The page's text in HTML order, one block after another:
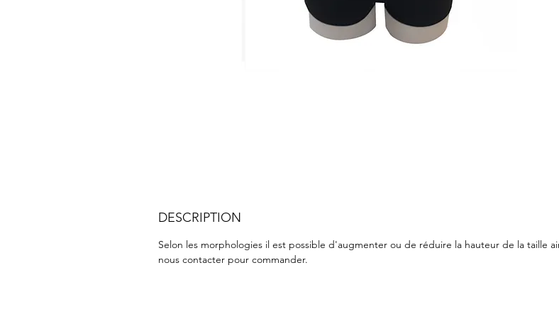
DESCRIPTION
Selon les morphologies il est possible d'augmenter ou de réduire la hauteur de la taille
nous contacter pour commander.